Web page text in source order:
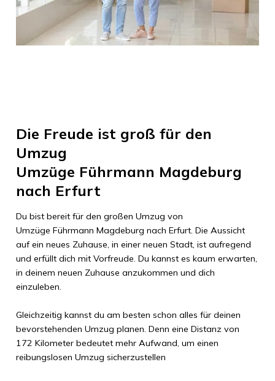
Die Freude ist groß für den
Umzug
Umzüge Führmann Magdeburg
nach Erfurt
Du bist bereit für den großen Umzug von
Umzüge Führmann Magdeburg nach Erfurt. Die Aussicht
auf ein neues Zuhause, in einer neuen Stadt, ist aufregend
und erfüllt dich mit Vorfreude. Du kannst es kaum erwarten,
in deinem neuen Zuhause anzukommen und dich
einzuleben.
Gleichzeitig kannst du am besten schon alles für deinen
bevorstehenden Umzug planen. Denn eine Distanz von
172 Kilometerbedeutet mehr Aufwand, um einen
reibungslosen Umzug sicherzustellen